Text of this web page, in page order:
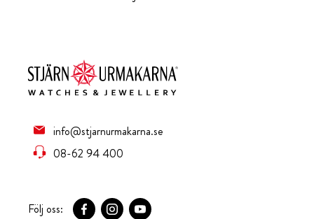
info@stjarnurmakarna.se
08-62 94 400
Följ oss: